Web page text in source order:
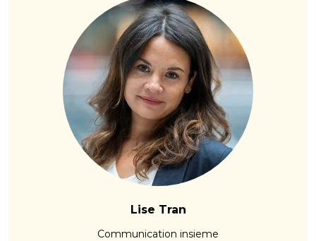
Lise Tran
Communication insieme